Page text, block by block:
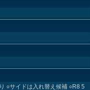
○サイドは入れ替え候補 ○R8 5